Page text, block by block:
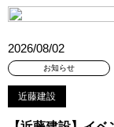
#住宅ローン #住
#住宅検討初期の方必
#住宅設計相談会
#体感見学
2026/08/02
お知らせ
近藤建設